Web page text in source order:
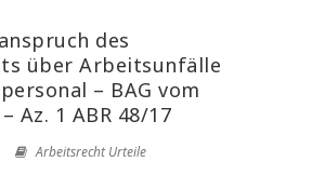
des
über Arbeitsunfälle
– BAG vom
Az. 1 ABR 48/17
Arbeitsrecht Urteile